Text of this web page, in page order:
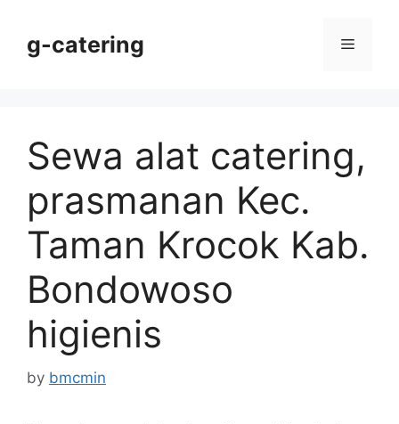
contentg-catering Menu
Sewa alat catering,
prasmanan Kec.
Taman Krocok Kab.
Bondowoso
higienis
by bmcmin